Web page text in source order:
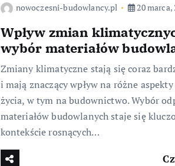
nowoczesni-budowlancy.pl 20 marca,
Wpływ zmian
wybór materiałów
Zmiany klimatyczne stają się coraz
i mają znaczący wpływ na różne
życia, w tym na budownictwo. Wybór
materiałów budowlanych staje się
kontekście rosnących…